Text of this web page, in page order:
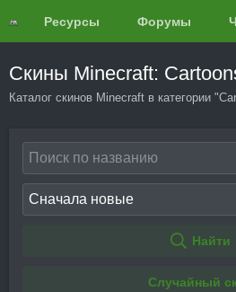
Ресурсы Форумы
Скины Minecraft:
Каталог скинов Minecraft в категории
Найти
Случайный